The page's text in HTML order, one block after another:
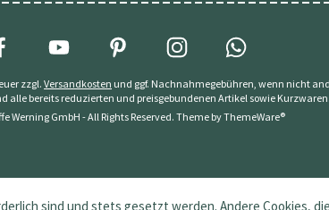
zzgl.Versandkosten und ggf. Nachnahmegebühren, wenn nicht
alle bereits reduzierten und preisgebundenen Artikel sowie Kurzwaren.
Werning GmbH - All Rights Reserved. Theme byThemeWare®
sind und stets gesetzt werden. Andere Cookies,